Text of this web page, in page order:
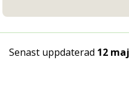
Senast uppdaterad 12